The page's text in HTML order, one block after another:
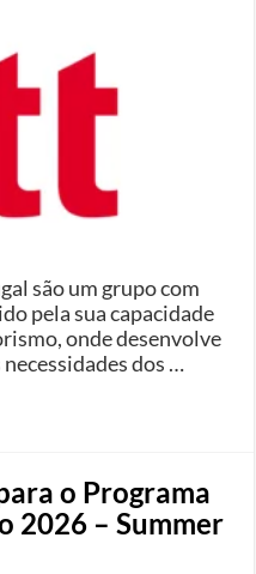
são um grupo com
pela sua capacidade
onde desenvolve
dos …
o Programa
2026 – Summer